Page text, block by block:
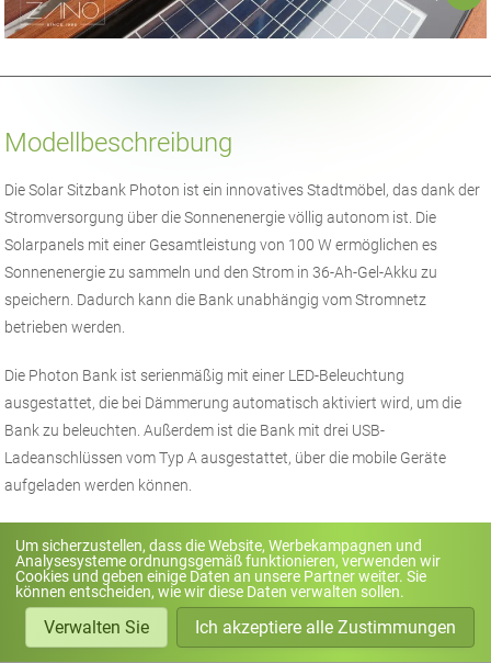
Modellbeschreibung
Die Solar Sitzbank Photon ist ein innovatives Stadtmöbel, das dank der
Stromversorgung über die Sonnenenergie völlig autonom ist. Die
Solarpanels mit einer Gesamtleistung von 100 W ermöglichen es
Sonnenenergie zu sammeln und den Strom in 36-Ah-Gel-Akku zu
speichern. Dadurch kann die Bank unabhängig vom Stromnetz
betrieben werden.
Die Photon Bank ist serienmäßig mit einer LED-Beleuchtung
ausgestattet, die bei Dämmerung automatisch aktiviert wird, um die
Bank zu beleuchten. Außerdem ist die Bank mit drei USB-
Ladeanschlüssen vom Typ A ausgestattet, über die mobile Geräte
aufgeladen werden können.
Bank wählen, z. B. eine induktive Ladefläche, ein WLAN-Modul, ein
Musikmodul (Bluetooth-Lautsprecher oder Lautsprecher mit
integrierter Speicherkarte und abspielbaren Aufnahmen). Sie können
auch einen 40-Ah-Lithium-Akku für eine höhere Energieeffizienz wählen.
Um sicherzustellen, dass die Website, Werbekampagnen und
Analysesysteme ordnungsgemäß funktionieren, verwenden wir
Cookies und geben einige Daten an unsere Partner weiter. Sie
können entscheiden, wie wir diese Daten verwalten sollen.
Verwalten Sie Ich akzeptiere alle Zustimmungen